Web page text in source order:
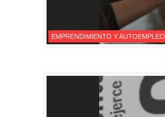
EMPRENDIMIENTO Y AUTOEMPLEO